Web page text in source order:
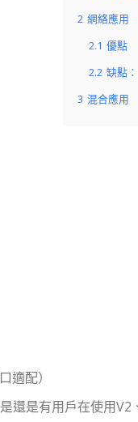
2 網絡應用
2.1 優點
2.2 缺點：
3 混合應用
適配）
還是有用戶在使用